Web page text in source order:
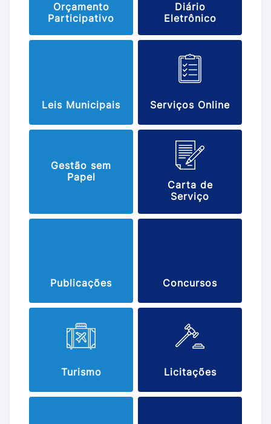
Orçamento
Participativo
Diário
Eletrônico
Leis Municipais Serviços Online
Gestão sem
Papel
Carta de
Serviço
Publicações Concursos
Turismo Licitações